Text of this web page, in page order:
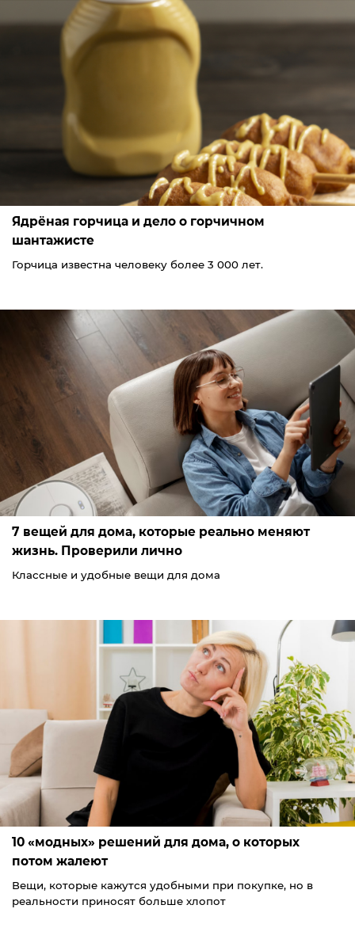
Ядрёная горчица и дело о горчичном
шантажисте
Горчица известна человеку более 3 000 лет.
7 вещей для дома, которые реально меняют
жизнь. Проверили лично
Классные и удобные вещи для дома
10 «модных» решений для дома, о которых
потом жалеют
Вещи, которые кажутся удобными при покупке, но в
реальности приносят больше хлопот